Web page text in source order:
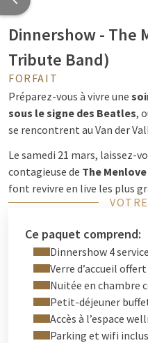
Dinnershow - The
Tribute Band)
FORFAIT
Préparez-vous à vivre une
sous le signe des Beatles,
se rencontrent au Van der
Le samedi 21 mars, laissez-
contagieuse de The
font revivre en live les plus
légendaire. Des premières
des Fab Four, dans une
résolument joyeuse.
Installez-vous
spectacle 4 services,
ont marqué des
chanter, sourire et partager
Ce paquet comprend:
Dinnershow 4
Verre d’accueil offert
Nuitée en chambre
Petit-déjeuner
Accès à l’espace
Parking et wifi inclus